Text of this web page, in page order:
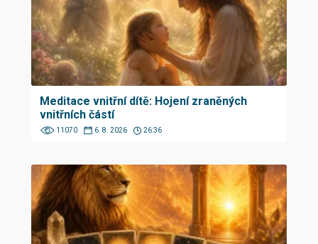
Meditace vnitřní dítě: Hojení zraněných
vnitřních částí
11070 6. 8. 2026 26:36